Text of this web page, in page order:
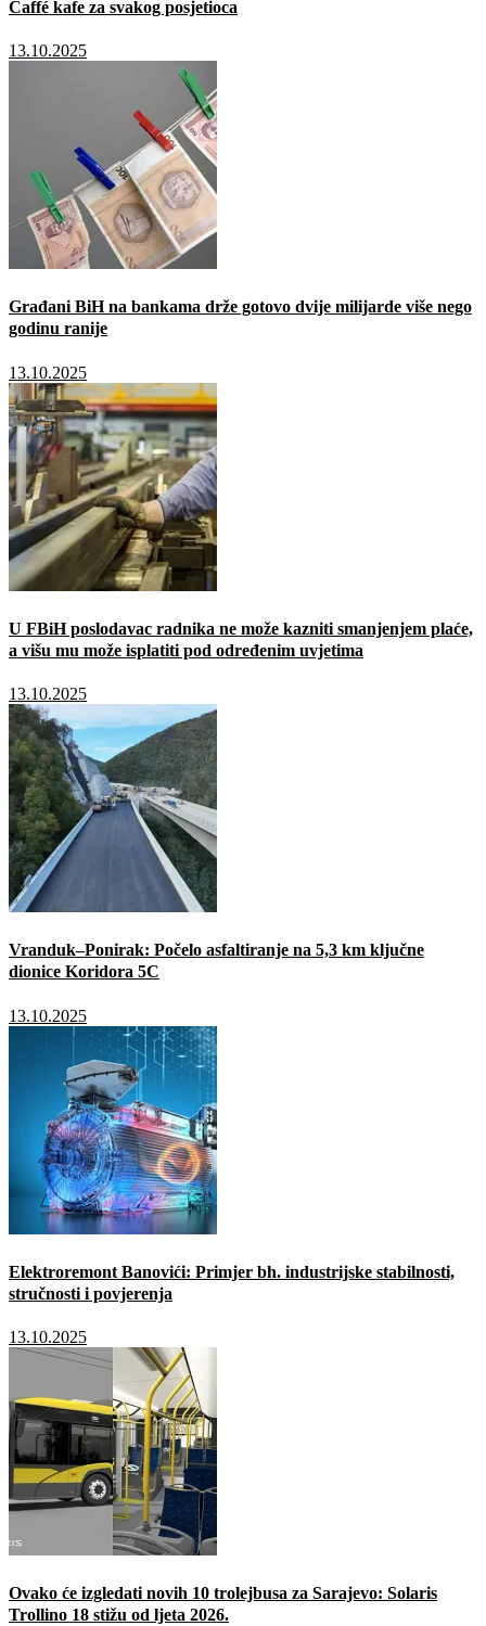
Caffé kafe za svakog posjetioca
13.10.2025
Građani BiH na bankama drže gotovo dvije milijarde više nego
godinu ranije
13.10.2025
U FBiH poslodavac radnika ne može kazniti smanjenjem plaće,
a višu mu može isplatiti pod određenim uvjetima
13.10.2025
Vranduk–Ponirak: Počelo asfaltiranje na 5,3 km ključne
dionice Koridora 5C
13.10.2025
Elektroremont Banovići: Primjer bh. industrijske stabilnosti,
stručnosti i povjerenja
13.10.2025
Ovako će izgledati novih 10 trolejbusa za Sarajevo: Solaris
Trollino 18 stižu od ljeta 2026.